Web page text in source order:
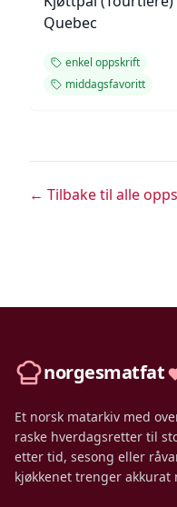
Quebec
enkel oppskrift
middagsfavoritt
← Tilbake til alle
norgesmatfat
Et norsk matarkiv med
raske hverdagsretter til
etter tid, sesong eller
kjøkkenet trenger akkurat